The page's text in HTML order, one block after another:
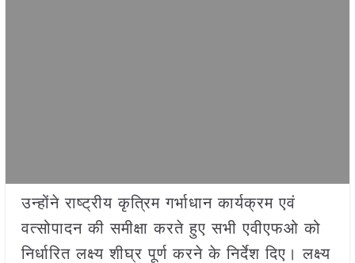
उन्होंने राष्ट्रीय कृत्रिम गर्भाधान कार्यक्रम एवं
वत्सोपादन की समीक्षा करते हुए सभी एवीएफओ को
निर्धारित लक्ष्य शीघ्र पूर्ण करने के निर्देश दिए। लक्ष्य